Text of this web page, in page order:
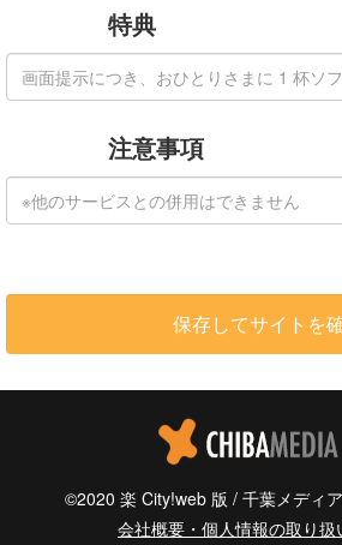
特典
注意事項
©2020 楽 City!web 版 / 千葉メディ
会社概要・個人情報の取り扱